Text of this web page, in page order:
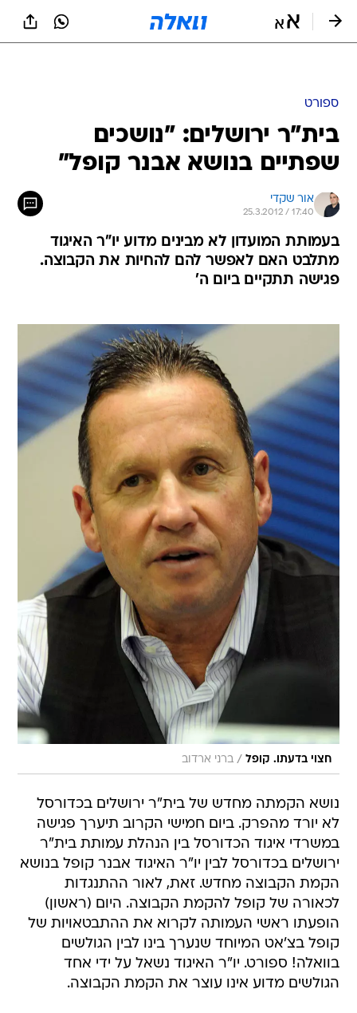
ספורט
בית"ר ירושלים: "נושכים
שפתיים בנושא אבנר קופל"
אור שקדי
25.3.2012 / 17:40
בעמותת המועדון לא מבינים מדוע יו"ר האיגוד
מתלבט האם לאפשר להם להחיות את הקבוצה.
פגישה תתקיים ביום ה'
חצוי בדעתו. קופל / ברני ארדוב
נושא הקמתה מחדש של בית"ר ירושלים בכדורסל
לא יורד מהפרק. ביום חמישי הקרוב תיערך פגישה
במשרדי איגוד הכדורסל בין הנהלת עמותת בית"ר
ירושלים בכדורסל לבין יו"ר האיגוד אבנר קופל בנושא
הקמת הקבוצה מחדש. זאת, לאור ההתנגדות
לכאורה של קופל להקמת הקבוצה. היום (ראשון)
הופעתו ראשי העמותה לקרוא את ההתבטאויות של
קופל בצ'אט המיוחד שנערך בינו לבין הגולשים
בוואלה! ספורט. יו"ר האיגוד נשאל על ידי אחד
הגולשים מדוע אינו עוצר את הקמת הקבוצה.